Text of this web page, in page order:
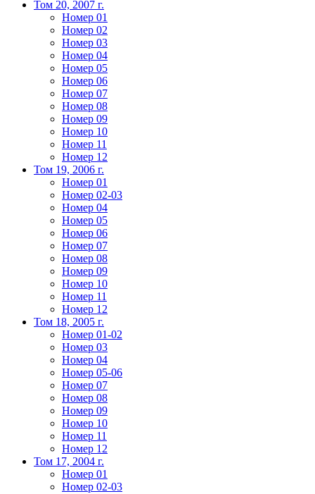
Том 20, 2007 г.
Номер 01
Номер 02
Номер 03
Номер 04
Номер 05
Номер 06
Номер 07
Номер 08
Номер 09
Номер 10
Номер 11
Номер 12
Том 19, 2006 г.
Номер 01
Номер 02-03
Номер 04
Номер 05
Номер 06
Номер 07
Номер 08
Номер 09
Номер 10
Номер 11
Номер 12
Том 18, 2005 г.
Номер 01-02
Номер 03
Номер 04
Номер 05-06
Номер 07
Номер 08
Номер 09
Номер 10
Номер 11
Номер 12
Том 17, 2004 г.
Номер 01
Номер 02-03